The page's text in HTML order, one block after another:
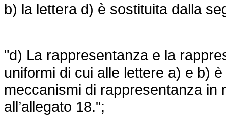
b) la lettera d) è sostituita dalla
"d) La rappresentanza e la
uniformi di cui alle lettere a) e b)
meccanismi di rappresentanza in
all’allegato 18.";